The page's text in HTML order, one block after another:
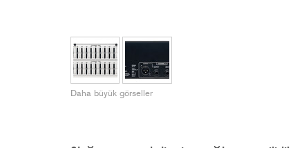
Daha büyük görseller